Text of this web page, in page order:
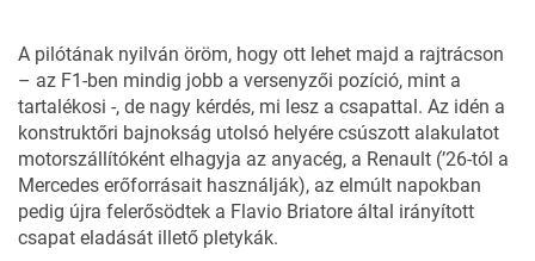
A pilótának nyilván öröm, hogy ott lehet majd a rajtrácson
– az F1-ben mindig jobb a versenyzői pozíció, mint a
tartalékosi -, de nagy kérdés, mi lesz a csapattal. Az idén a
konstruktőri bajnokság utolsó helyére csúszott alakulatot
motorszállítóként elhagyja az anyacég, a Renault (’26-tól a
Mercedes erőforrásait használják), az elmúlt napokban
pedig újra felerősödtek a Flavio Briatore által irányított
csapat eladását illető pletykák.